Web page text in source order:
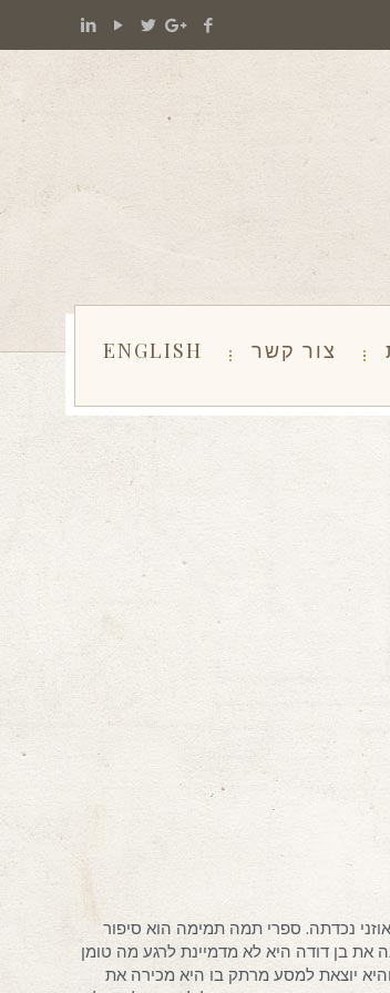
צור קשר ENGLISH
נכדתה. ספרי תמה תמימה הוא סיפור
את בן דודה היא לא מדמיינת לרגע מה טומן
יוצאת למסע מרתק בו היא מכירה את